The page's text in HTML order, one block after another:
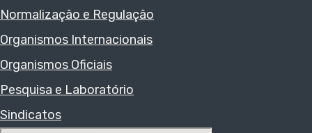
Normalização e Regulação
Organismos Internacionais
Organismos Oficiais
Pesquisa e Laboratório
Sindicatos